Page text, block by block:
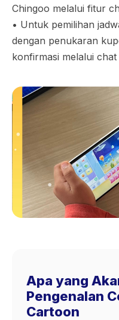
Chingoo melalui fitur
•⁠ ⁠Untuk pemilihan
dengan penukaran
konfirmasi melalui
Apa yang
Pengenalan
Cartoon